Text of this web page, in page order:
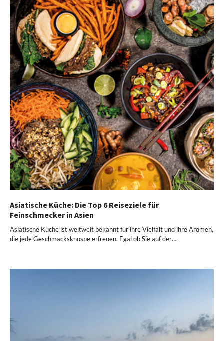
Asiatische Küche: Die Top 6 Reiseziele für
Feinschmecker in Asien
Asiatische Küche ist weltweit bekannt für ihre Vielfalt und ihre Aromen,
die jede Geschmacksknospe erfreuen. Egal ob Sie auf der…